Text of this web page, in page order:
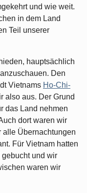
und wie weit.
in dem Land
Teil unserer
hauptsächlich
Den
Vietnams Ho-Chi-
also aus. Der Grund
das Land nehmen
dort waren wir
alle Übernachtungen
Für Vietnam hatten
und wir
waren wir